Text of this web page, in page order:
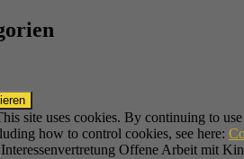
site uses cookies. By continuing to
how to control cookies, see here:
Interessenvertretung Offene Arbeit mit